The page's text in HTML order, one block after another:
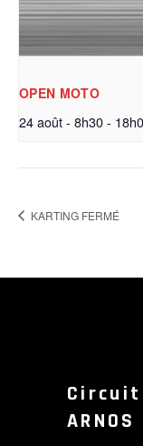
OPEN MOTO
24 août - 8h30-
KARTING FERMÉ
Circuit
ARNOS